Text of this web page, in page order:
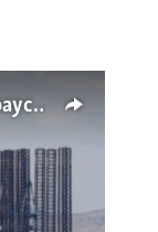
Cənubi Qafqazda ÜDM ən az Azərbaycanda artır: Qonşuları niyə Bakını qabaqlaya bilir?